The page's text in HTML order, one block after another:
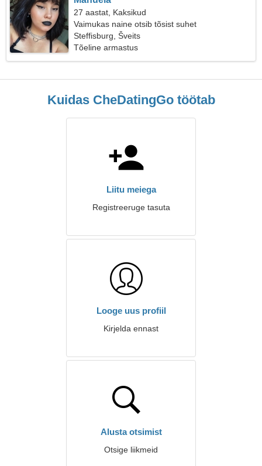
27 aastat, Kaksikud
Vaimukas naine otsib tõsist suhet
Steffisburg, Šveits
Tõeline armastus
Kuidas CheDatingGo töötab
Liitu meiega
Registreeruge tasuta
Looge uus profiil
Kirjelda ennast
Alusta otsimist
Otsige liikmeid